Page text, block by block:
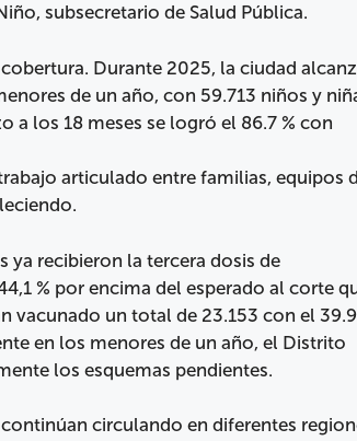
subsecretario de Salud Pública.
Durante 2025, la ciudad
de un año, con 59.713 niños y
a los 18 meses se logró el 86.7 % con
articulado entre familias, equipos
ya recibieron la tercera dosis de
% por encima del esperado al corte
vacunado un total de 23.153 con el 39.9
en los menores de un año, el Distrito
los esquemas pendientes.
circulando en diferentes